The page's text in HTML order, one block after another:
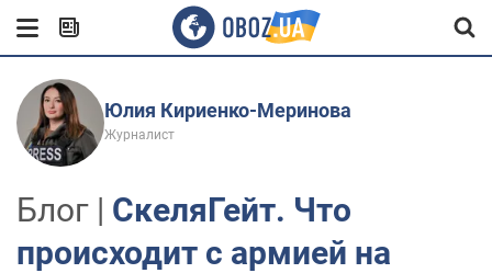
Юлия Кириенко-Меринова
Журналист
Блог | СкеляГейт. Что
происходит с армией на